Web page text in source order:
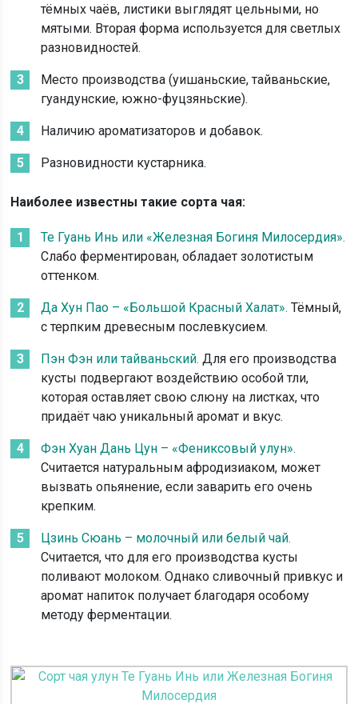
тёмных чаёв, листики выглядят цельными, но
мятыми. Вторая форма используется для светлых
разновидностей.
Место производства (уишаньские, тайваньские,
гуандунские, южно-фуцзяньские).
Наличию ароматизаторов и добавок.
Разновидности кустарника.
Наиболее известны такие сорта чая:
Те Гуань Инь или «Железная Богиня Милосердия».
Слабо ферментирован, обладает золотистым
оттенком.
Да Хун Пао – «Большой Красный Халат». Тёмный,
с терпким древесным послевкусием.
Пэн Фэн или тайваньский. Для его производства
кусты подвергают воздействию особой тли,
которая оставляет свою слюну на листках, что
придаёт чаю уникальный аромат и вкус.
Фэн Хуан Дань Цун – «Фениксовый улун».
Считается натуральным афродизиаком, может
вызвать опьянение, если заварить его очень
крепким.
Цзинь Сюань – молочный или белый чай.
Считается, что для его производства кусты
поливают молоком. Однако сливочный привкус и
аромат напиток получает благодаря особому
методу ферментации.